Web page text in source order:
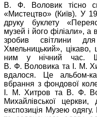
В. Ф. Воловик тісно
«Мистецтво» (Київ). У
друку буклету
музей і його філіали»,
зробив світлини
Хмельницький», цікаво,
ним у нічний час.
В. Ф. Воловика та І. М.
вдалося. Це альбом-
вбрання з фондової
І. М. Хитров та В. Ф.
Михайлівської
експозиція Музею